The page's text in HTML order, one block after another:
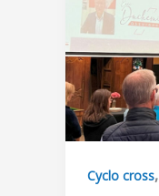
Cyclo cross,